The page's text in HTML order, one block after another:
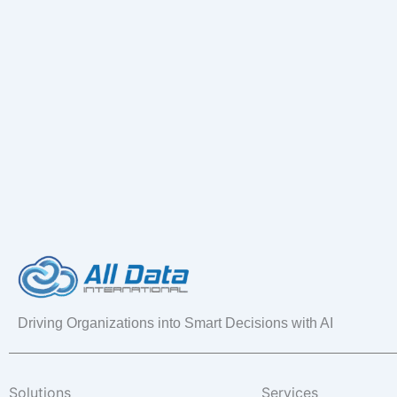
Driving Organizations into Smart Decisions with AI
Solutions Services